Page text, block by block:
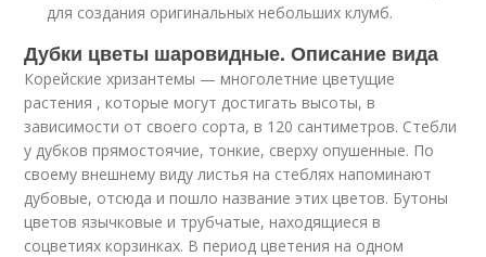
для создания оригинальных небольших клумб.
Дубки цветы шаровидные. Описание вида
Корейские хризантемы — многолетние цветущие
растения , которые могут достигать высоты, в
зависимости от своего сорта, в 120 сантиметров. Стебли
у дубков прямостоячие, тонкие, сверху опушенные. По
своему внешнему виду листья на стеблях напоминают
дубовые, отсюда и пошло название этих цветов. Бутоны
цветов язычковые и трубчатые, находящиеся в
соцветиях корзинках. В период цветения на одном